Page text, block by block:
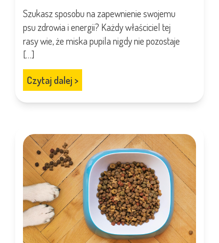
Szukasz sposobu na zapewnienie swojemu
psu zdrowia i energii? Każdy właściciel tej
rasy wie, że miska pupila nigdy nie pozostaje
[…]
Czytaj dalej >